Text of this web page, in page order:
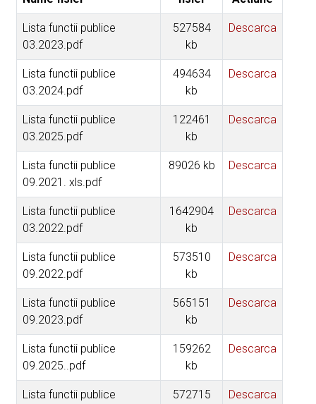
Lista functii publice
03.2023.pdf
527584
kb
Descarca
Lista functii publice
03.2024.pdf
494634
kb
Descarca
Lista functii publice
03.2025.pdf
122461
kb
Descarca
Lista functii publice
09.2021. xls.pdf
89026 kb Descarca
Lista functii publice
03.2022.pdf
1642904
kb
Descarca
Lista functii publice
09.2022.pdf
573510
kb
Descarca
Lista functii publice
09.2023.pdf
565151
kb
Descarca
Lista functii publice
09.2025..pdf
159262
kb
Descarca
Lista functii publice
572715
Descarca